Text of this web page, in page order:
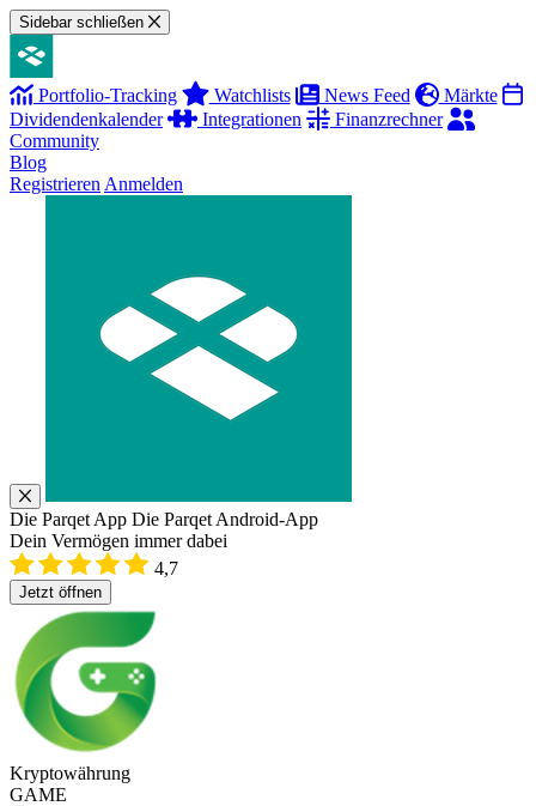
Sidebar schließen
Portfolio-Tracking Watchlists News Feed
Märkte
Dividendenkalender
Integrationen
Finanzrechner
Community
Blog
Registrieren Anmelden
Die Parqet App Die Parqet Android-App
Dein Vermögen immer dabei
4,7
Jetzt öffnen
Kryptowährung
GAME